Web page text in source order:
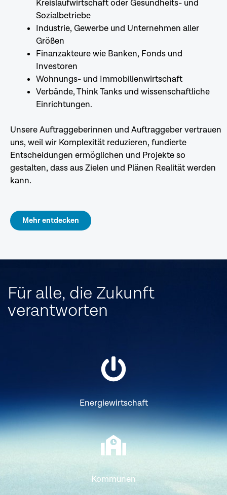
Kreislaufwirtschaft oder Gesundheits- und
Sozialbetriebe
Industrie, Gewerbe und Unternehmen aller
Größen
Finanzakteure wie Banken, Fonds und
Investoren
Wohnungs- und Immobilienwirtschaft
Verbände, Think Tanks und wissenschaftliche
Einrichtungen.
Unsere Auftraggeberinnen und Auftraggeber vertrauen
uns, weil wir Komplexität reduzieren, fundierte
Entscheidungen ermöglichen und Projekte so
gestalten, dass aus Zielen und Plänen Realität werden
kann.
Mehr entdecken
Für alle, die Zukunft
verantworten
Energiewirt­schaft
Kommunen